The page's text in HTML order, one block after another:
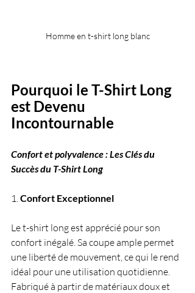
Homme en t-shirt long blanc
Pourquoi le T-Shirt Long
est Devenu
Incontournable
Confort et polyvalence : Les Clés du
Succès du T-Shirt Long
1. Confort Exceptionnel
Le t-shirt long est apprécié pour son
confort inégalé. Sa coupe ample permet
une liberté de mouvement, ce qui le rend
idéal pour une utilisation quotidienne.
Fabriqué à partir de matériaux doux et